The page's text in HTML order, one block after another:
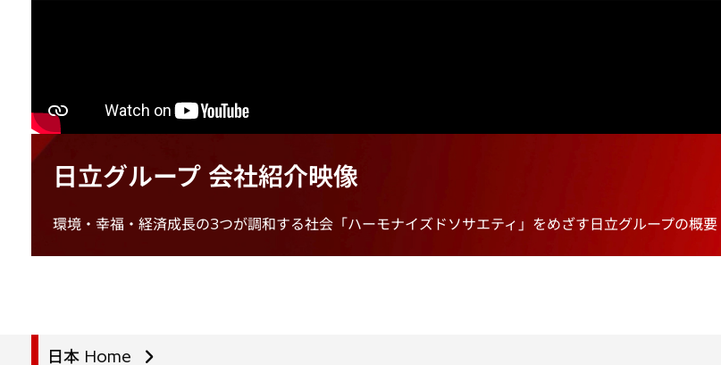
日立グループ 会社紹介映像
環境・幸福・経済成長の3つが調和する社会「ハーモナイズドソサエティ」をめざす日立グループの概
日本 Home